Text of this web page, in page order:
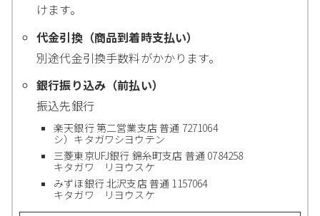
けます。
代金引換（商品到着時支払い）
別途代金引換手数料がかかります。
銀行振り込み（前払い）
振込先銀行
楽天銀行 第二営業支店 普通 7271064
シ）キタガワシヨウテン
三菱東京UFJ銀行 錦糸町支店 普通 0784258
キタガワ リヨウスケ
みずほ銀行 北沢支店 普通 1157064
キタガワ リヨウスケ